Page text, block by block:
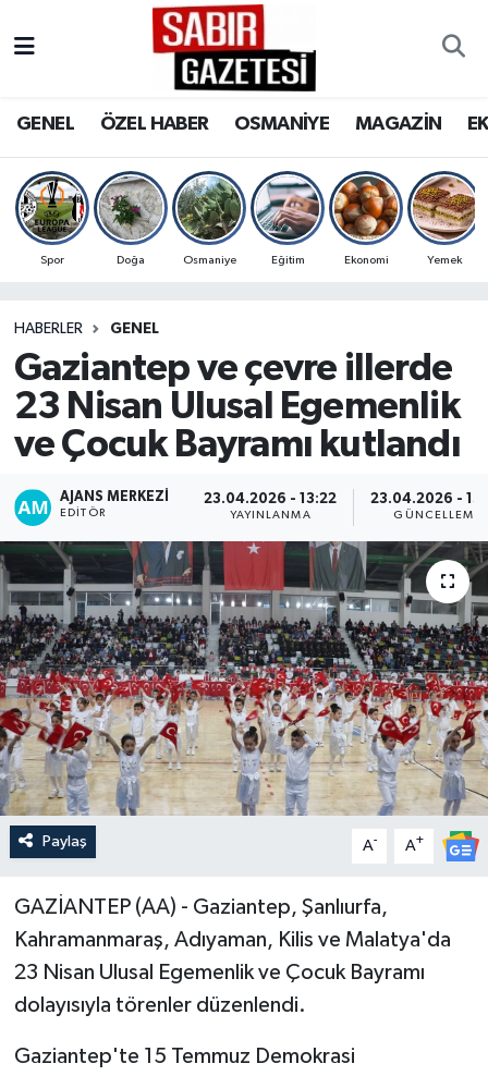
GENEL ÖZEL HABER OSMANİYE MAGAZİN
Spor Doğa Osmaniye Eğitim Ekonomi Yemek
HABERLER GENEL
Gaziantep ve çevre illerde
23 Nisan Ulusal Egemenlik
ve Çocuk Bayramı kutlandı
AJANS MERKEZI
EDITÖR
23.04.2026 - 13:22
YAYINLANMA
23.04.2026 -
GÜNCELLEME
Paylaş A- A+
GAZİANTEP (AA) - Gaziantep, Şanlıurfa,
Kahramanmaraş, Adıyaman, Kilis ve Malatya'da
23 Nisan Ulusal Egemenlik ve Çocuk Bayramı
dolayısıyla törenler düzenlendi.
Gaziantep'te 15 Temmuz Demokrasi
OSMANİYE
MAGAZİN
SPOR
RESMİ İLANLAR
Osmaniye Nöbetçi Eczaneler
Osmaniye Trafik Yoğunluk Haritası
Süper Lig Puan Durumu ve Fikstür
Son Dakika Haberleri
Haber Arşivi